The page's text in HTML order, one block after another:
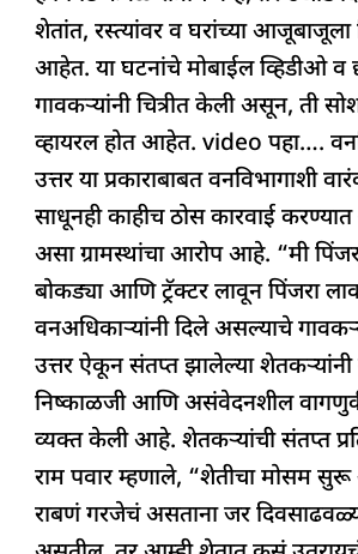
शेतांत, रस्त्यांवर व घरांच्या आजूबाजूला
आहेत. या घटनांचे मोबाईल व्हिडीओ व
गावकऱ्यांनी चित्रीत केली असून, ती
व्हायरल होत आहेत. video पहा….
उत्तर या प्रकाराबाबत वनविभागाशी
साधूनही काहीच ठोस कारवाई
असा ग्रामस्थांचा आरोप आहे. “मी
बोकड्या आणि ट्रॅक्टर लावून पिंजरा
वनअधिकाऱ्यांनी दिले असल्याचे
उत्तर ऐकून संतप्त झालेल्या शेतकऱ्यांनी
निष्काळजी आणि असंवेदनशील
व्यक्त केली आहे. शेतकऱ्यांची संतप्त
राम पवार म्हणाले, “शेतीचा मोसम
राबणं गरजेचं असताना जर